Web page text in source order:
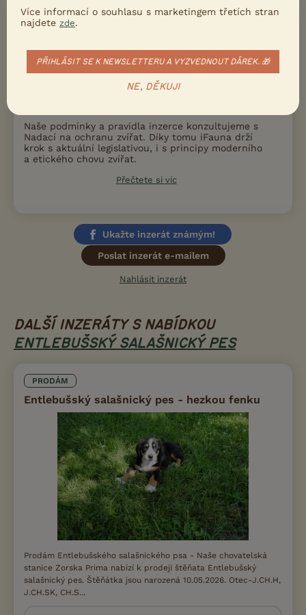
Naše podmínky a pravidla inzerce konzultujeme s
Nadací na ochranu zvířat. Díky tomu iFauna drží
krok s aktuální legislativou, i s principy moderního
a etického chovu zvířat.
Přečtete si víc
Ukažte inzerát známým!
Poslat inzerát e-mailem
Nahlásit inzerát
DALŠÍ INZERÁTY S NABÍDKOU
ENTLEBUŠSKÝ SALAŠNICKÝ PES
PRODÁM
Entlebušský salašnický pes - hezkou fenku
Prodám Entlebušského salašnického psa - Naše chovatelská
stanice Zorska Prima nabízí k prodeji štěňata Entlebušský
salašnický pes. Štěňátka jsou narozená 10.05.2026. Otec-J.CH.H,
J.CH.SK, CH.S...
Více informací o souhlasu s marketingem třetích stran
najdete zde.
PŘIHLÁSIT SE K NEWSLETTERU A VYZVEDNOUT DÁREK. 🎁
NE, DĚKUJI